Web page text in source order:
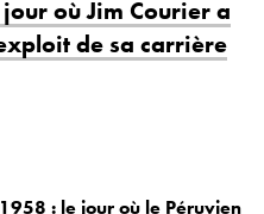
où Jim Courier a
de sa carrière
: le jour où le Péruvien